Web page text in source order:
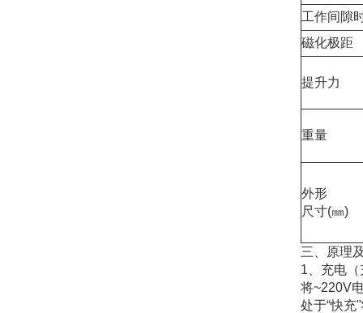
工作间隙
磁化极距
提升力
重量
外形
尺寸(㎜)
三、原理
1、充电
将~220V
处于“快充